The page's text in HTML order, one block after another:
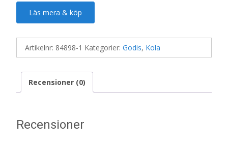
Läs mera & köp
Artikelnr: 84898-1 Kategorier: Godis, Kola
Recensioner (0)
Recensioner